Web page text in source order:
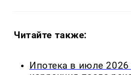
Читайте также:
Ипотека в июле 2026